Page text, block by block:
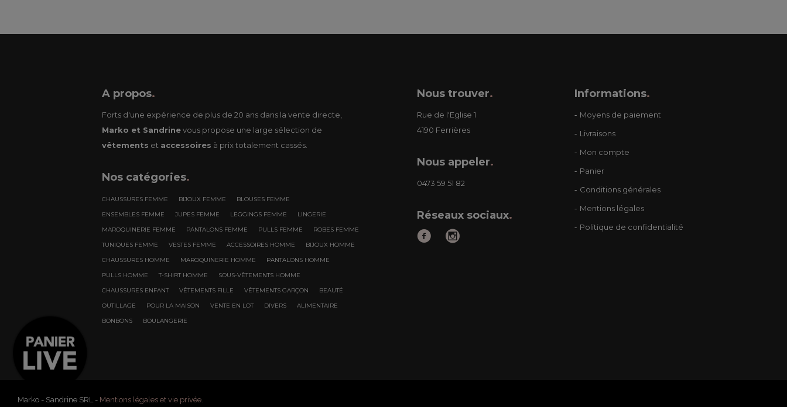
A propos.
Forts d'une expérience de plus de 20 ans dans la vente directe,
Marko et Sandrinevous propose une large sélection de
vêtements et accessoires à prix totalement cassés.
Nos catégories.
CHAUSSURES FEMME BIJOUX FEMME
BLOUSES FEMME
ENSEMBLES FEMME
JUPES FEMME LEGGINGS FEMME
LINGERIE
MAROQUINERIE FEMME
PANTALONS FEMME PULLS FEMME
ROBES FEMME
TUNIQUES FEMME
VESTES FEMME ACCESSOIRES HOMME
BIJOUX HOMME
CHAUSSURES HOMME
MAROQUINERIE HOMME
PANTALONS HOMME
PULLS HOMME
T-SHIRT HOMME
SOUS-VÊTEMENTS HOMME
CHAUSSURES ENFANT
VÊTEMENTS FILLE VÊTEMENTS GARÇON
BEAUTÉ
OUTILLAGE
POUR LA MAISON VENTE EN LOT DIVERS
ALIMENTAIRE
BONBONS
BOULANGERIE
Nous trouver.
Rue de l'Eglise 1
4190 Ferrières
Nous appeler.
0473 59 51 82
Réseaux sociaux.
Informations.
Moyens de paiement
Livraisons
Mon compte
Panier
Conditions générales
Mentions légales
Politique de confidentialité
Marko - Sandrine SRL - Mentions légales et vie privée.